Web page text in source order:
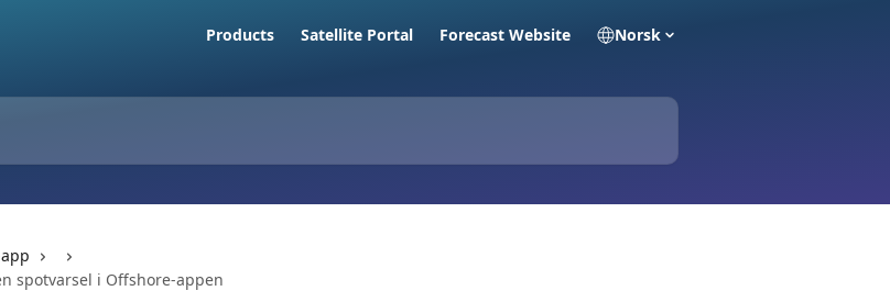
Products Satellite Portal Forecast Website Norsk
spotvarsel i Offshore-appen